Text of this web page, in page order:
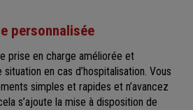
personnalisée
prise en charge améliorée et
en cas d’hospitalisation. Vous
simples et rapides et n’avancez
s’ajoute la mise à disposition de